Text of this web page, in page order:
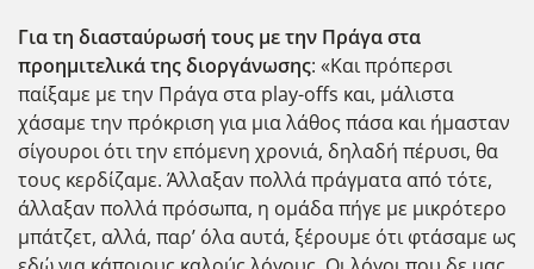
Για τη διασταύρωσή τους με την Πράγα στα
προημιτελικά της διοργάνωσης: «Και πρόπερσι
παίξαμε με την Πράγα στα play-offs και, μάλιστα
χάσαμε την πρόκριση για μια λάθος πάσα και ήμασταν
σίγουροι ότι την επόμενη χρονιά, δηλαδή πέρυσι, θα
τους κερδίζαμε. Άλλαξαν πολλά πράγματα από τότε,
άλλαξαν πολλά πρόσωπα, η ομάδα πήγε με μικρότερο
μπάτζετ, αλλά, παρ’ όλα αυτά, ξέρουμε ότι φτάσαμε ως